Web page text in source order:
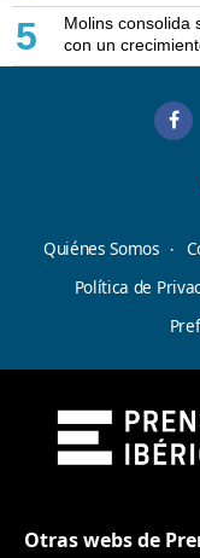
5
Molins consolida
con un
Quiénes Somos
Política de
Otras webs de